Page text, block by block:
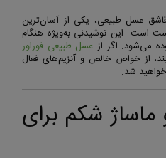
عسل طبیعی، یکی از آسان‌ترین
است. این نوشیدنی به‌ویژه هنگام
می‌شود. اگر از عسل طبیعی فوراور
از خواص خالص و آنزیم‌های فعال
شد.
شکم برای